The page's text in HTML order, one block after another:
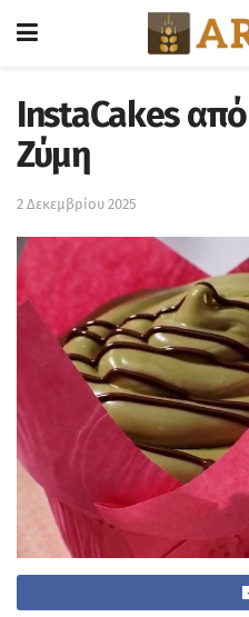
InstaCakes
Ζύμη
2 Δεκεμβρίου 2025